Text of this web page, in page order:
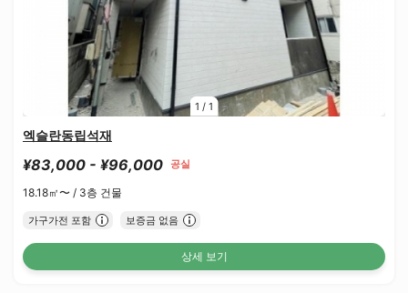
1 / 1
엑슬란동립석재
¥83,000 - ¥96,000 공실
18.18㎡〜 / 3층 건물
가구가전 포함 보증금 없음
상세 보기